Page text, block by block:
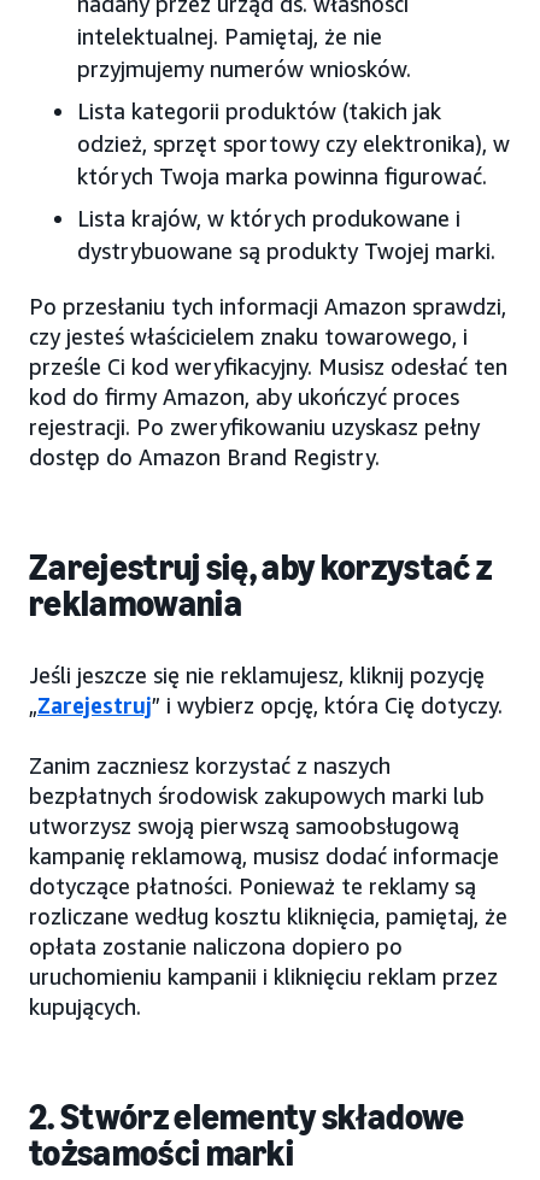
intelektualnej. Pamiętaj, że nie
przyjmujemy numerów wniosków.
Lista kategorii produktów (takich jak
odzież, sprzęt sportowy czy elektronika), w
których Twoja marka powinna figurować.
Lista krajów, w których produkowane i
dystrybuowane są produkty Twojej marki.
Po przesłaniu tych informacji Amazon sprawdzi,
czy jesteś właścicielem znaku towarowego, i
prześle Ci kod weryfikacyjny. Musisz odesłać ten
kod do firmy Amazon, aby ukończyć proces
rejestracji. Po zweryfikowaniu uzyskasz pełny
dostęp do Amazon Brand Registry.
Zarejestruj się, aby korzystać z
reklamowania
Jeśli jeszcze się nie reklamujesz, kliknij pozycję
„Zarejestruj” i wybierz opcję, która Cię dotyczy.
Zanim zaczniesz korzystać z naszych
bezpłatnych środowisk zakupowych marki lub
utworzysz swoją pierwszą samoobsługową
kampanię reklamową, musisz dodać informacje
dotyczące płatności. Ponieważ te reklamy są
rozliczane według kosztu kliknięcia, pamiętaj, że
opłata zostanie naliczona dopiero po
uruchomieniu kampanii i kliknięciu reklam przez
kupujących.
2. Stwórz elementy składowe
tożsamości marki